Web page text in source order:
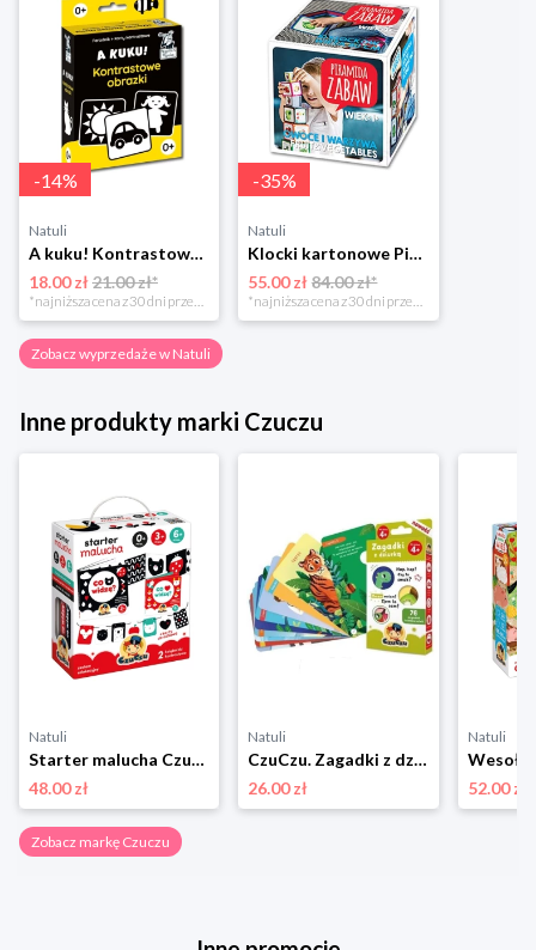
-14%
Natuli
A kuku! Kontrastowe obrazki. Karty kontrastowe + poradnik 0+ Edgard
18.00 zł21.00 zł*
*najniższa cena z 30 dni przed obniżką
-35%
Natuli
Klocki kartonowe Piramida Zabaw. Owoce i Warzywa Piramida zabaw
55.00 zł 84.00 zł*
*najniższa cena z 30 dni przed obniżką
Zobacz wyprzedaże w Natuli
Inne produkty marki Czuczu
Natuli
Starter malucha Czuczu
48.00 zł
Natuli
CzuCzu. Zagadki z dziurką dla dzieci 4+ Czuczu
26.00 zł
Natuli
52.00 zł
Zobacz markę Czuczu